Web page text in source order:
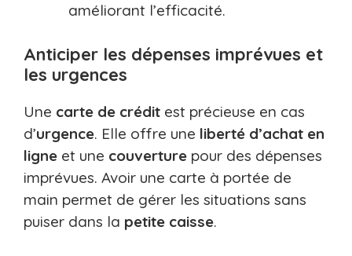
améliorant l’efficacité.
Anticiper les dépenses imprévues et
les urgences
Une carte de crédit est précieuse en cas
d’urgence. Elle offre une liberté d’achat en
ligne et une couverture pour des dépenses
imprévues. Avoir une carte à portée de
main permet de gérer les situations sans
puiser dans la petite caisse.